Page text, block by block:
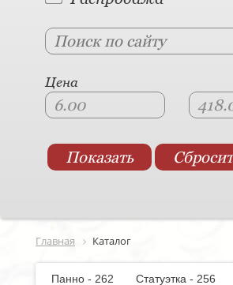
Цена
Главная Каталог
Панно - 262 Статуэтка - 256